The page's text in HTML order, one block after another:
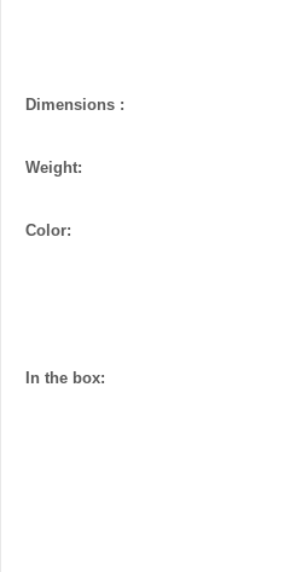
Dimensions :
Weight:
Color:
In the box: